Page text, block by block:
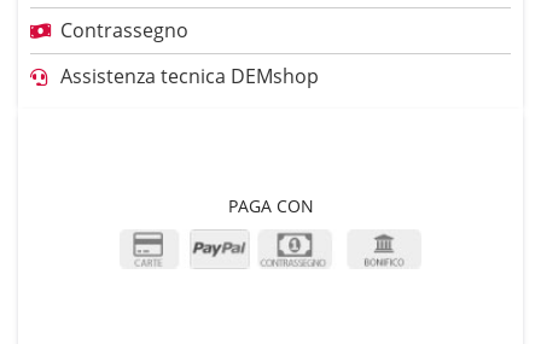
Contrassegno
Assistenza tecnica DEMshop
PAGA CON